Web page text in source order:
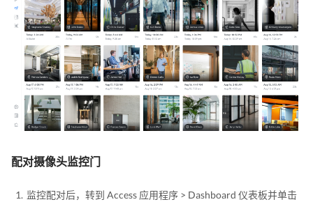
配对摄像头监控门
监控配对后，转到 Access 应用程序 > Dashboard 仪表板并单击